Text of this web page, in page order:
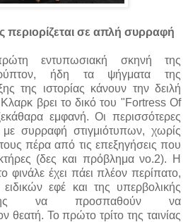
περιορίζεται σε απλή συρραφή
εντυπωσιακή σκηνή της
ήδη τα ψήγματα της
της ιστορίας κάνουν την δειλή
βρει το δικό του "Fortress Of
εμφανή. Οι περισσότερες
συρραφή στιγμιότυπων, χωρίς
πέρα από τις επεξηγήσεις που
(δες και πρόβλημα νο.2). Η
φινάλε έχει πάει πλέον περίπατο,
εφέ και της υπερβολικής
να προσπαθούν να
θεατή. Το πρώτο τρίτο της ταινίας